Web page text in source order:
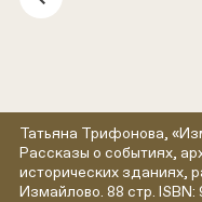
Татьяна Трифонова,
Рассказы о событиях,
исторических зданиях,
Измайлово. 88 стр.